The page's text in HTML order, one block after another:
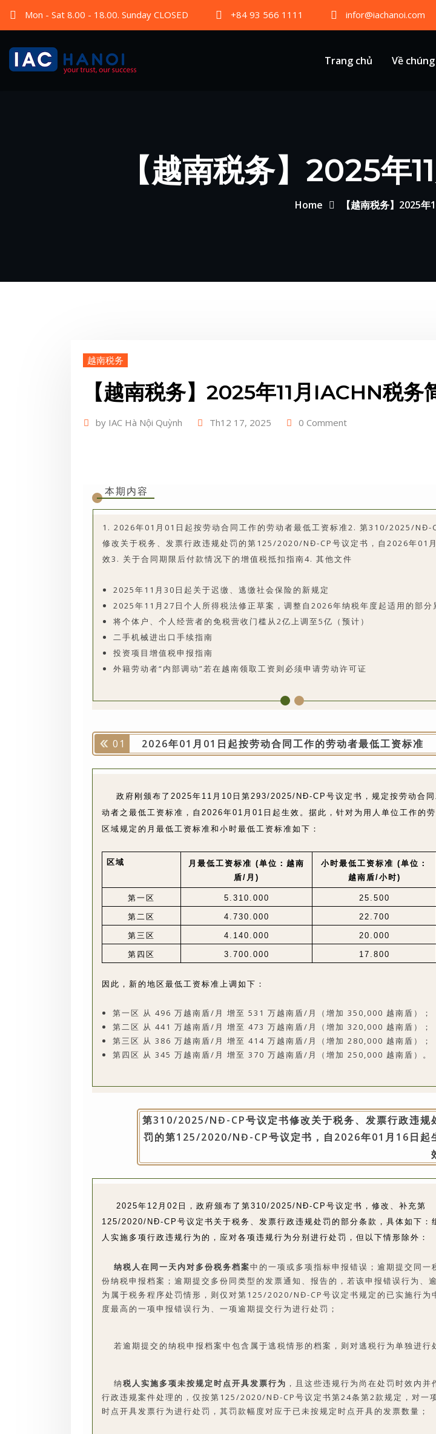
Mon - Sat 8.00 - 18.00. Sunday CLOSED +84 93 566 1111 infor@iachanoi.com
Trang chủ Về
【越南税务】2025年
Home 【越南税务】2025
越南税务
【越南税务】2025年11月IACHN税务
by IAC Hà Nội Quỳnh Th12 17, 2025 0 Comment
本期内容
1. 2026年01月01日起按劳动合同工作的劳动者最低工资标准2. 第310/2025/NĐ-
修改关于税务、发票行政违规处罚的第125/2020/NĐ-CP号议定书，自2026年01
效3. 关于合同期限后付款情况下的增值税抵扣指南4. 其他文件
2025年11月30日起关于迟缴、逃缴社会保险的新规定
2025年11月27日个人所得税法修正草案，调整自2026年纳税年度起适用的部分
将个体户、个人经营者的免税营收门槛从2亿上调至5亿（预计）
二手机械进出口手续指南
投资项目增值税申报指南
外籍劳动者“内部调动”若在越南领取工资则必须申请劳动许可证
01 2026年01月01日起按劳动合同工作的劳动者最低工资标准
政府刚颁布了2025年11月10日第293/2025/NĐ-CP号议定书，规定按劳动合同
动者之最低工资标准，自2026年01月01日起生效。据此，针对为用人单位工作的
区域规定的月最低工资标准和小时最低工资标准如下：
区域
月最低工资标准 (单位：越南
盾/月)
小时最低工资标准 (单位：
越南盾/小时)
第一区 5.310.000 25.500
第二区 4.730.000 22.700
第三区 4.140.000 20.000
第四区 3.700.000 17.800
因此，新的地区最低工资标准上调如下：
第一区 从 496 万越南盾/月 增至 531 万越南盾/月（增加 350,000 越南盾）；
第二区 从 441 万越南盾/月 增至 473 万越南盾/月（增加 320,000 越南盾）；
第三区 从 386 万越南盾/月 增至 414 万越南盾/月（增加 280,000 越南盾）；
第四区 从 345 万越南盾/月 增至 370 万越南盾/月（增加 250,000 越南盾）。
第310/2025/NĐ-CP号议定书修改关于税务、发票行政违规
罚的第125/2020/NĐ-CP号议定书，自2026年01月16日起
2025年12月02日，政府颁布了第310/2025/NĐ-CP号议定书，修改、补充第
125/2020/NĐ-CP号议定书关于税务、发票行政违规处罚的部分条款，具体如下：
人实施多项行政违规行为的，应对各项违规行为分别进行处罚，但以下情形除外：
纳税人在同一天内对多份税务档案中的一项或多项指标申报错误；逾期提交同一
份纳税申报档案；逾期提交多份同类型的发票通知、报告的，若该申报错误行为、
为属于税务程序处罚情形，则仅对第125/2020/NĐ-CP号议定书规定的已实施行为
度最高的一项申报错误行为、一项逾期提交行为进行处罚；
若逾期提交的纳税申报档案中包含属于逃税情形的档案，则对逃税行为单独进行
纳税人实施多项未按规定时点开具发票行为 ，且这些违规行为尚在处罚时效内并
行政违规案件处理的，仅按第125/2020/NĐ-CP号议定书第24条第2款规定，对一
时点开具发票行为进行处罚，其罚款幅度对应于已未按规定时点开具的发票数量；